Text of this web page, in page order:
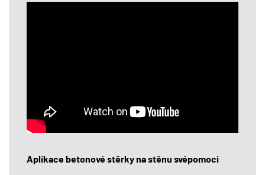
Aplikace betonové stěrky na stěnu svépomoci